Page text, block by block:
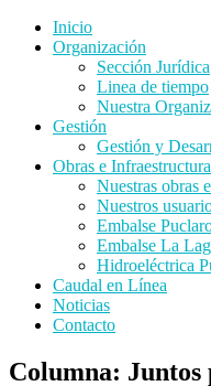
Inicio
Organización
Sección Jurídica
Linea de tiempo
Nuestra
Gestión
Gestión y
Obras e Infraestructura
Nuestras obras
Nuestros
Embalse
Embalse La
Hidroeléctrica
Caudal en Línea
Noticias
Contacto
Columna: Juntos